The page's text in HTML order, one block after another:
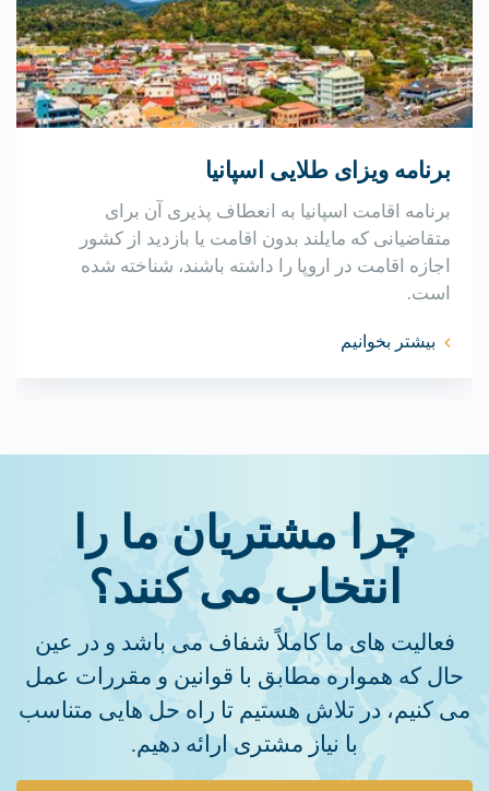
برنامه ویزای طلایی اسپانیا
برنامه اقامت اسپانیا به انعطاف پذیری آن برای
متقاضیانی که مایلند بدون اقامت یا بازدید از کشور
اجازه اقامت در اروپا را داشته باشند، شناخته شده
است.
بیشتر بخوانیم
چرا مشتریان ما را
انتخاب می کنند؟
فعالیت های ما کاملاً شفاف می باشد و در عین
حال که همواره مطابق با قوانین و مقررات عمل
می کنیم، در تلاش هستیم تا راه حل هایی متناسب
با نیاز مشتری ارائه دهیم.